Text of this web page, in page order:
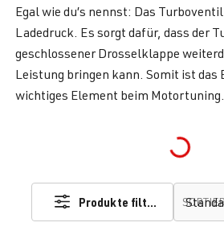
Egal wie du’s nennst: Das
Ladedruck. Es sorgt dafür, dass der
geschlossener Drosselklappe
Leistung bringen kann. Somit ist
wichtiges Element beim Motortuning.
Loading...
Produkte filtern